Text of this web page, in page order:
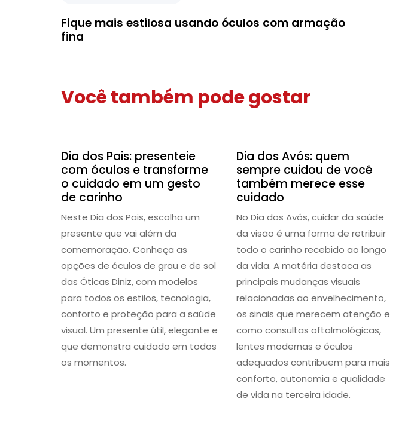
Fique mais estilosa usando óculos com armação
fina
Você também pode gostar
Dia dos Pais: presenteie
com óculos e transforme
o cuidado em um gesto
de carinho
Neste Dia dos Pais, escolha um
presente que vai além da
comemoração. Conheça as
opções de óculos de grau e de sol
das Óticas Diniz, com modelos
para todos os estilos, tecnologia,
conforto e proteção para a saúde
visual. Um presente útil, elegante e
que demonstra cuidado em todos
os momentos.
Dia dos Avós: quem
sempre cuidou de você
também merece esse
cuidado
No Dia dos Avós, cuidar da saúde
da visão é uma forma de retribuir
todo o carinho recebido ao longo
da vida. A matéria destaca as
principais mudanças visuais
relacionadas ao envelhecimento,
os sinais que merecem atenção e
como consultas oftalmológicas,
lentes modernas e óculos
adequados contribuem para mais
conforto, autonomia e qualidade
de vida na terceira idade.